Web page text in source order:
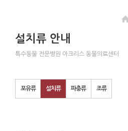
설치류 안내
특수동물 전문병원 아크리스 동물의료센터
포유류 설치류 파충류 조류